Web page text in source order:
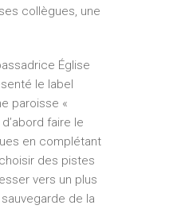
collègues, une
Église
le label
paroisse «
faire le
en complétant
des pistes
vers un plus
de la